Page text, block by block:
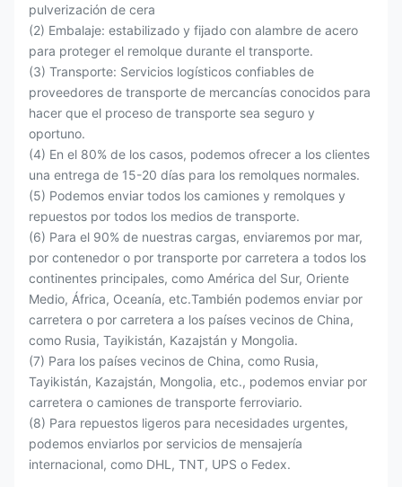
pulverización de cera
(2) Embalaje: estabilizado y fijado con alambre de acero
para proteger el remolque durante el transporte.
(3) Transporte: Servicios logísticos confiables de
proveedores de transporte de mercancías conocidos para
hacer que el proceso de transporte sea seguro y
oportuno.
(4) En el 80% de los casos, podemos ofrecer a los clientes
una entrega de 15-20 días para los remolques normales.
(5) Podemos enviar todos los camiones y remolques y
repuestos por todos los medios de transporte.
(6) Para el 90% de nuestras cargas, enviaremos por mar,
por contenedor o por transporte por carretera a todos los
continentes principales, como América del Sur, Oriente
Medio, África, Oceanía, etc.También podemos enviar por
carretera o por carretera a los países vecinos de China,
como Rusia, Tayikistán, Kazajstán y Mongolia.
(7) Para los países vecinos de China, como Rusia,
Tayikistán, Kazajstán, Mongolia, etc., podemos enviar por
carretera o camiones de transporte ferroviario.
(8) Para repuestos ligeros para necesidades urgentes,
podemos enviarlos por servicios de mensajería
internacional, como DHL, TNT, UPS o Fedex.